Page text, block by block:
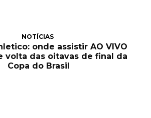
NOTÍCIAS
onde assistir AO VIVO
volta das oitavas de final da
Copa do Brasil